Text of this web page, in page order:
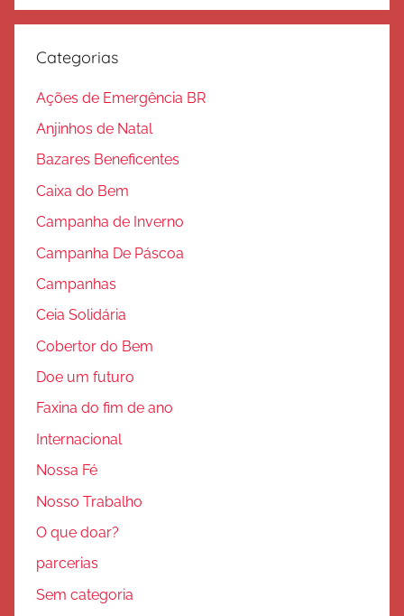
Categorias
Ações de Emergência BR
Anjinhos de Natal
Bazares Beneficentes
Caixa do Bem
Campanha de Inverno
Campanha De Páscoa
Campanhas
Ceia Solidária
Cobertor do Bem
Doe um futuro
Faxina do fim de ano
Internacional
Nossa Fé
Nosso Trabalho
O que doar?
parcerias
Sem categoria